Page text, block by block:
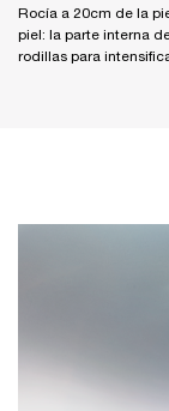
Rocía a 20cm de la
piel: la parte interna
rodillas para